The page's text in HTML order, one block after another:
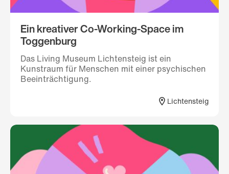
Ein kreativer Co-Working-Space im
Toggenburg
Das Living Museum Lichtensteig ist ein
Kunstraum für Menschen mit einer psychischen
Beeinträchtigung.
Lichtensteig